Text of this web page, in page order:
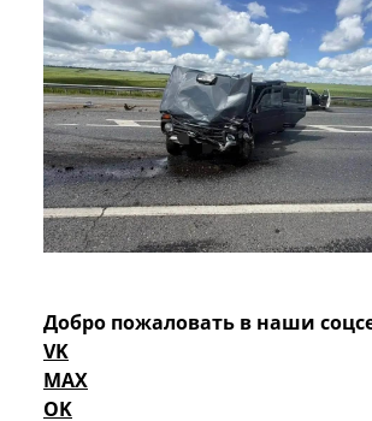
Добро пожаловать в наши
VK
MAX
OK